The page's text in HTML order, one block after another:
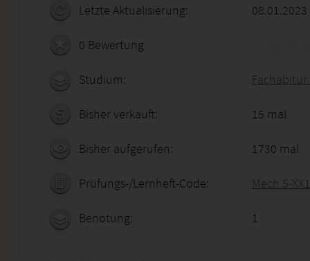
Letzte Aktualisierung: 08.01.2023
0 Bewertung
Studium: Fachabitur
Bisher verkauft: 15 mal
Bisher aufgerufen: 1730 mal
Prüfungs-/Lernheft-Code: Mech 5-
Benotung: 1